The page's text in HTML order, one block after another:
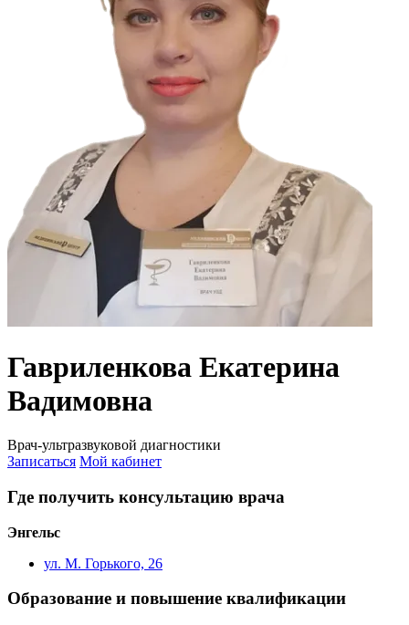
Гавриленкова Екатерина
Вадимовна
Врач-ультразвуковой диагностики
Записаться Мой кабинет
Где получить консультацию врача
Энгельс
ул. М. Горького, 26
Образование и повышение квалификации